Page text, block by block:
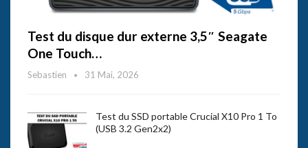
Test du disque dur externe 3,5″ Seagate
One Touch…
Sebastien 31 Mai, 2026
Test du SSD portable Crucial X10 Pro 1 To
(USB 3.2 Gen2x2)